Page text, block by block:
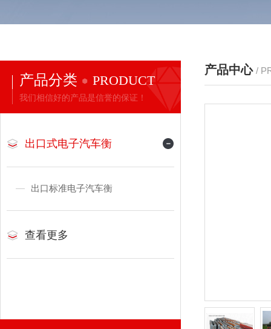
产品分类 PRODUCT
我们相信好的产品是信誉的保证！
出口式电子汽车衡
出口标准电子汽车衡
查看更多
产品中心 /